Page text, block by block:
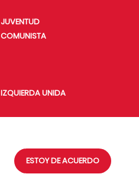
ESTOY DE ACUERDO
JUVENTUD
COMUNISTA
IZQUIERDA UNIDA
IU EXTERIOR